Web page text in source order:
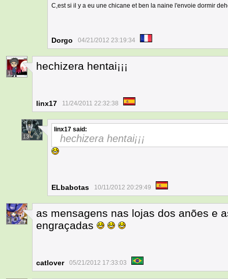
C,est si il y a eu une chicane et ben la naine l'envoie dormir
Dorgo 04/21/2012 23:19:34
1
hechizera hentai¡¡¡
linx17 11/24/2011 22:32:38
13
linx17 said:
hechizera hentai¡¡¡
ELbabotas 10/11/2012 20:29:49
1
as mensagens nas lojas dos anões e
engraçadas
catlover 05/21/2012 17:33:03